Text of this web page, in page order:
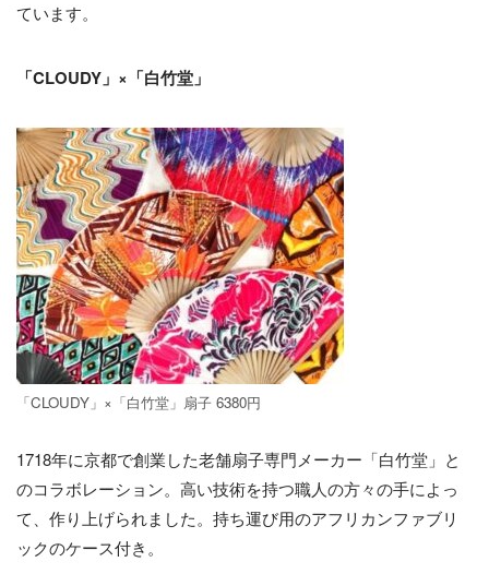
ています。
「CLOUDY」×「白竹堂」
「CLOUDY」×「白竹堂」扇子 6380円
1718年に京都で創業した老舗扇子専門メーカー「白竹堂」と
のコラボレーション。高い技術を持つ職人の方々の手によっ
て、作り上げられました。持ち運び用のアフリカンファブリ
ックのケース付き。